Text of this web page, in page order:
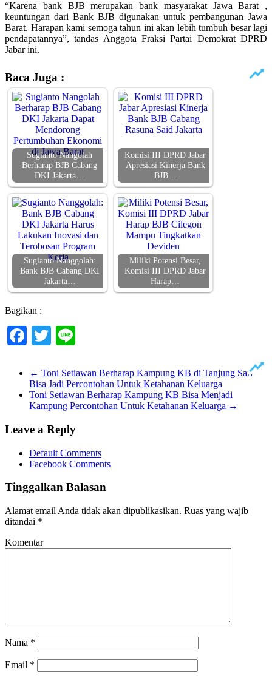
“Karena bank BJB merupakan bank masyarakat Jawa Barat ,
keuntungan dari Bank BJB digunakan untuk pembangunan Jawa
Barat. Harapan kami semoga tahun ini akan lebih tumbuh besar lagi
pendapatannya”, tandas Anggota Fraksi Partai Demokrat DPRD
Jabar ini.
Baca Juga :
Sugianto Nangolah
Berharap BJB Cabang
DKI Jakarta…
Komisi III DPRD Jabar
Apresiasi Kinerja Bank
BJB…
Sugianto Nanggolah:
Bank BJB Cabang DKI
Jakarta…
Miliki Potensi Besar,
Komisi III DPRD Jabar
Harap…
Bagikan :
Facebook
Twitter
← Toni Setiawan Berharap Kampung KB di Tanjung Sari
Bisa Jadi Percontohan Untuk Ketahanan Keluarga
Toni Setiawan Berharap Kampung KB Bisa Menjadi
Kampung Percontohan Untuk Ketahanan Keluarga →
Leave a Reply
Default Comments
Facebook Comments
Tinggalkan Balasan
Alamat email Anda tidak akan dipublikasikan. Ruas yang wajib
ditandai *
Komentar
Nama *
Email *